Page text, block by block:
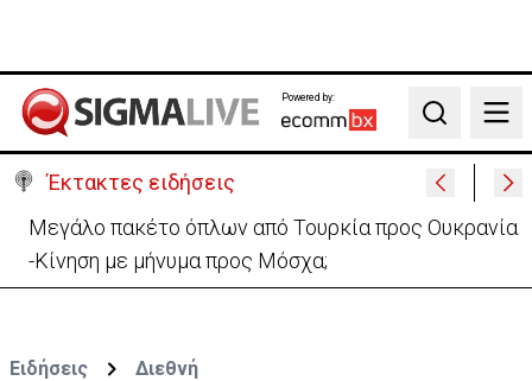
Powered by:
Search
Έκτακτες ειδήσεις
Μεγάλο πακέτο όπλων από Τουρκία προς Ουκρανία
-Κίνηση με μήνυμα προς Μόσχα;
Ειδήσεις Διεθνή